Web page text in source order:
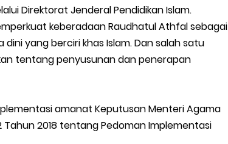
Client TKA 2026
Madrasah 2026
Periode Maret 2026
BOS Madrasah Tahap I Tahun 2026
Simulasi TKA
Direktorat Jenderal Pendidikan Islam.
keberadaan Raudhatul Athfal sebagai
yang berciri khas Islam. Dan salah satu
tentang penyusunan dan penerapan
amanat Keputusan Menteri Agama
Tahun 2018 tentang Pedoman Implementasi